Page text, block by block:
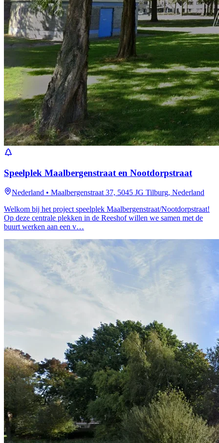
Speelplek Maalbergenstraat en Nootdorpstraat
Nederland • Maalbergenstraat 37, 5045 JG Tilburg, Nederland
Welkom bij het project speelplek Maalbergenstraat/Nootdorpstraat!
Op deze centrale plekken in de Reeshof willen we samen met de
buurt werken aan een v…